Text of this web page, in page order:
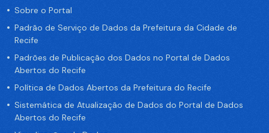
Sobre o Portal
Padrão de Serviço de Dados da Prefeitura da Cidade de
Recife
Padrões de Publicação dos Dados no Portal de Dados
Abertos do Recife
Política de Dados Abertos da Prefeitura do Recife
Sistemática de Atualização de Dados do Portal de Dados
Abertos do Recife